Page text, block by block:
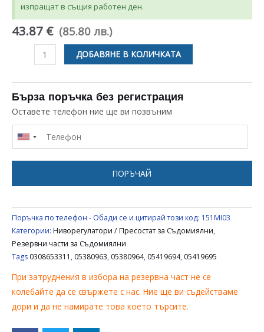
изпращат в същия работен ден.
43.87 € (85.80 лв.)
количество
НИВОРЕГУЛАТОР
1200/700
ЗА
СЪДОМИЯЛНА
MIELE
05419695
05419694
,
05380963
ДОБАВЯНЕ В КОЛИЧКАТА
Бърза поръчка без регистрация
Оставете телефон ние ще ви позвъним
ПОРЪЧАЙ
Поръчка по телефон - Обади се и цитирай този код: 151MI03
Категории: Ниворегулатори / Пресостат за Съдомиялни,
Резервни части за Съдомиялни
Tags 0308653311 , 05380963, 05380964, 05419694, 05419695
При затруднения в избора на резервна част не се
колебайте да се свържете с нас. Ние ще ви съдействаме
дори и да не намирате това което търсите.